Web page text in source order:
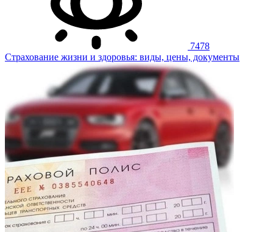
7478
Страхование жизни и здоровья: виды, цены, документы